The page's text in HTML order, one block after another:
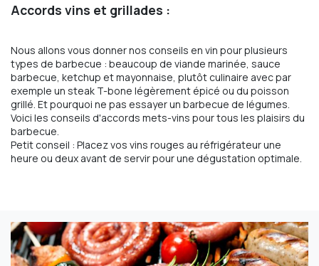
Accords vins et grillades :
Nous allons vous donner nos conseils en vin pour plusieurs
types de barbecue : beaucoup de viande marinée, sauce
barbecue, ketchup et mayonnaise, plutôt culinaire avec par
exemple un steak T-bone légèrement épicé ou du poisson
grillé. Et pourquoi ne pas essayer un barbecue de légumes.
Voici les conseils d'accords mets-vins pour tous les plaisirs du
barbecue.
Petit conseil : Placez vos vins rouges au réfrigérateur une
heure ou deux avant de servir pour une dégustation optimale.